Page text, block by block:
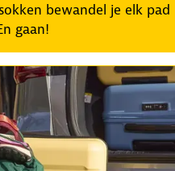
bewandel je elk pad
gaan!